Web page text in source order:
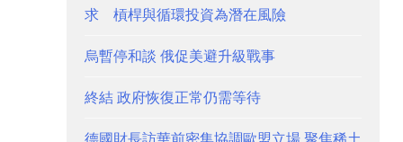
求 槓桿與循環投資為潛在風險
烏暫停和談 俄促美避升級戰事
終結 政府恢復正常仍需等待